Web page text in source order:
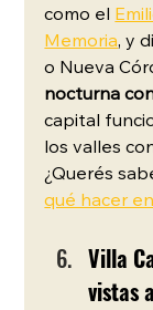
como el
Memoria, y
o Nueva
nocturna
capital
los valles
¿Querés
qué hacer
Villa
vistas